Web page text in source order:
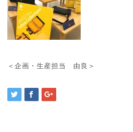
＜企画・生産担当 由良＞